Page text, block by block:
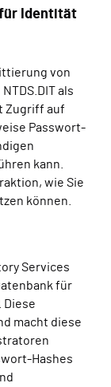
für Identität
von
als
Zugriff auf
Passwort-
kann.
wie Sie
können.
Services
für
Diese
macht diese
Hashes